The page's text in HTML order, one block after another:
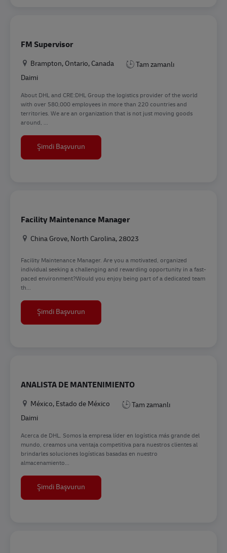
FM Supervisor
Konum
Brampton, Ontario, Canada
Tam zamanlı
Daimi
About DHL and CRE:DHL Group the logistics provider of the world
with over 580,000 employees in more than 220 countries and
territories. We are an organization that is not just moving goods
around, ...
Şimdi Başvurun
Facility Maintenance Manager
Konum
China Grove, North Carolina, 28023
Facility Maintenance Manager. Are you a motivated, organized
individual seeking a challenging and rewarding opportunity in a fast-
paced environment?Would you enjoy being part of a dedicated team
th...
Şimdi Başvurun
ANALISTA DE MANTENIMIENTO
Konum
México, Estado de México
Tam zamanlı
Daimi
Acerca de DHL. Somos la empresa líder en logística más grande del
mundo, creamos una ventaja competitiva para nuestros clientes al
brindarles soluciones logísticas basadas en nuestro
almacenamiento...
Şimdi Başvurun